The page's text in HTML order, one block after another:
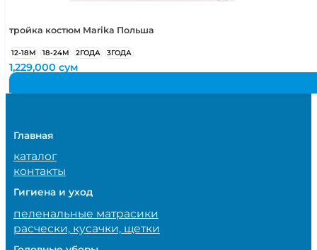
тройка костюм Marika Польша
12-18М 18-24М 2ГОДА 3ГОДА
1,229,000сум
Главная
каталог
контакты
Гигиена и уход
пеленальные матрасики
расчески, кусачки, щетки